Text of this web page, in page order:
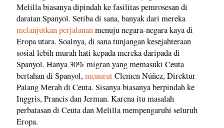
Melilla biasanya dipindah ke fasilitas pemrosesan di
daratan Spanyol. Setiba di sana, banyak dari mereka
melanjutkan perjalananmenuju negara-negara kaya di
Eropa utara. Soalnya, di sana tunjangan kesejahteraan
sosial lebih murah hati kepada mereka daripada di
Spanyol. Hanya 30% migran yang memasuki Ceuta
bertahan di Spanyol,menurutClemen Núñez, Direktur
Palang Merah di Ceuta. Sisanya biasanya berpindah ke
Inggris, Prancis dan Jerman. Karena itu masalah
perbatasan di Ceuta dan Melilla mempengaruhi seluruh
Eropa.